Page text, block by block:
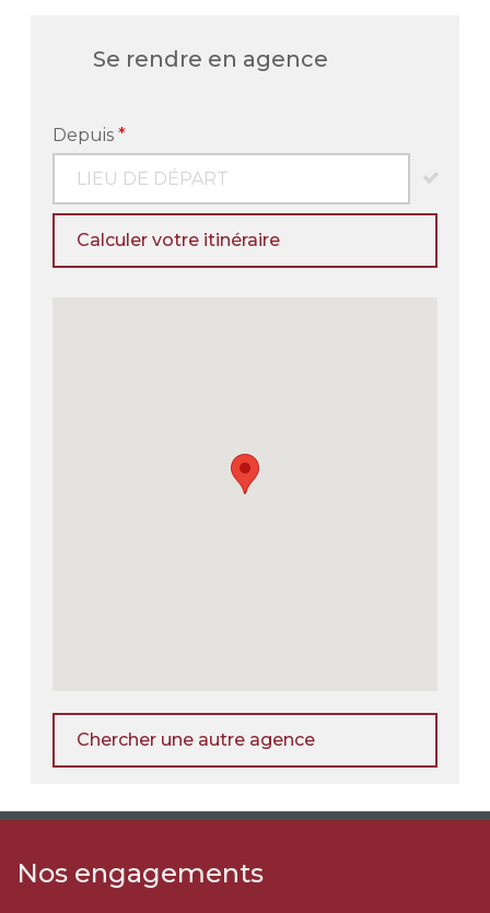
Se rendre en agence
Depuis*
Calculer votre itinéraire
Chercher une autre agence
Nos engagements